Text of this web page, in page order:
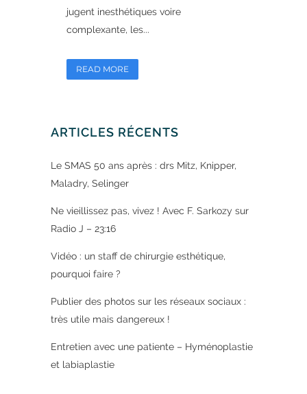
jugent inesthétiques voire
complexante, les...
READ MORE
ARTICLES RÉCENTS
Le SMAS 50 ans après : drs Mitz, Knipper,
Maladry, Selinger
Ne vieillissez pas, vivez ! Avec F. Sarkozy sur
Radio J – 23:16
Vidéo : un staff de chirurgie esthétique,
pourquoi faire ?
Publier des photos sur les réseaux sociaux :
très utile mais dangereux !
Entretien avec une patiente – Hyménoplastie
et labiaplastie